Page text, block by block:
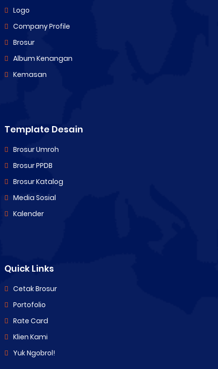
Logo
Company Profile
Brosur
Album Kenangan
Kemasan
Template Desain
Brosur Umroh
Brosur PPDB
Brosur Katalog
Media Sosial
Kalender
Quick Links
Cetak Brosur
Portofolio
Rate Card
Klien Kami
Yuk Ngobrol!